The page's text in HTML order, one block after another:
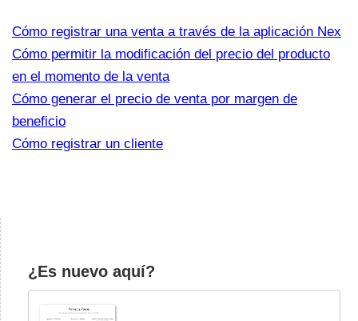
Cómo registrar una venta a través de la aplicación Nex
Cómo permitir la modificación del precio del producto
en el momento de la venta
Cómo generar el precio de venta por margen de
beneficio
Cómo registrar un cliente
¿Es nuevo aquí?